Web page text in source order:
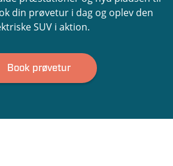
din prøvetur i dag og oplev den
SUV i aktion.
Book prøvetur